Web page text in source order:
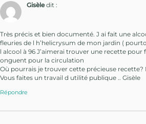
Gisèle dit :
Très précis et bien documenté. J ai fait une
fleuries de l h’helicrysum de mon jardin (
l alcool à 96 J’aimerai trouver une recette pour
onguent pour la circulation
Où pourrais je trouver cette précieuse recette?
Vous faites un travail d utilité publique .. Gisèle
Répondre